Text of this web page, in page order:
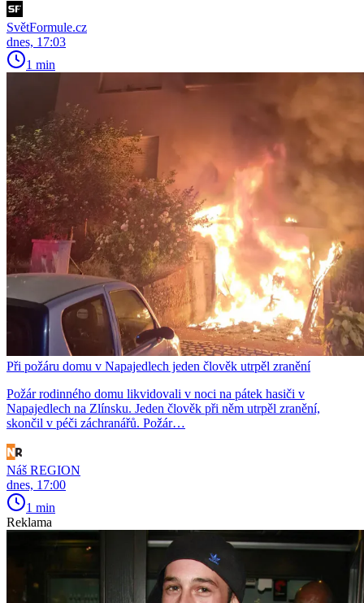
SvětFormule.cz
dnes, 17:03
1 min
Při požáru domu v Napajedlech jeden člověk utrpěl zranění
Požár rodinného domu likvidovali v noci na pátek hasiči v
Napajedlech na Zlínsku. Jeden člověk při něm utrpěl zranění,
skončil v péči záchranářů. Požár…
Náš REGION
dnes, 17:00
1 min
Reklama